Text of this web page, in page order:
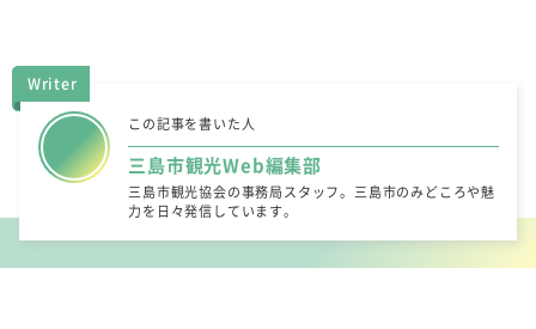
Writer
この記事を書いた人
三島市観光Web編集部
三島市観光協会の事務局スタッフ。三島市のみどころや魅
力を日々発信しています。